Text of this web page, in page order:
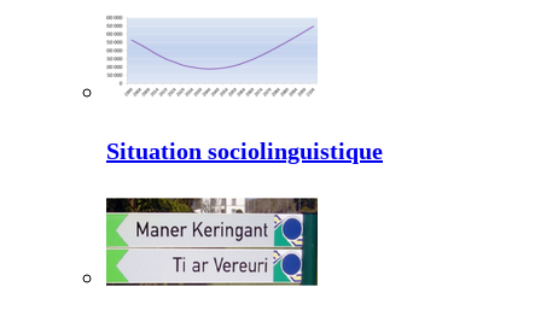
Situation sociolinguistique